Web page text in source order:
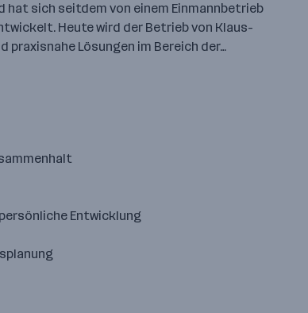
hat sich seitdem von einem Einmannbetrieb
Heute wird der Betrieb von Klaus-
Lösungen im Bereich der…
Entwicklung